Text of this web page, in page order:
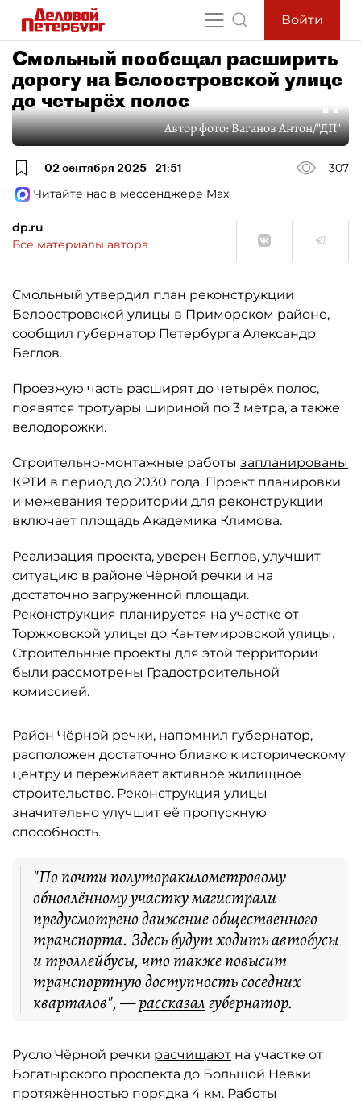
Войти
Смольный пообещал расширить
дорогу на Белоостровской улице
до четырёх полос
Автор фото:Ваганов Антон/"ДП"
02 сентября 2025 21:51
307
Читайте нас в мессенджере Max
dp.ru
Все материалы автора
Смольный утвердил план реконструкции
Белоостровской улицы в Приморском районе,
сообщил губернатор Петербурга Александр
Беглов.
Проезжую часть расширят до четырёх полос,
появятся тротуары шириной по 3 метра, а также
велодорожки.
Строительно-монтажные работы запланированы
КРТИ в период до 2030 года. Проект планировки
и межевания территории для реконструкции
включает площадь Академика Климова.
Реализация проекта, уверен Беглов, улучшит
ситуацию в районе Чёрной речки и на
достаточно загруженной площади.
Реконструкция планируется на участке от
Торжковской улицы до Кантемировской улицы.
Строительные проекты для этой территории
были рассмотрены Градостроительной
комиссией.
Район Чёрной речки, напомнил губернатор,
расположен достаточно близко к историческому
центру и переживает активное жилищное
строительство. Реконструкция улицы
значительно улучшит её пропускную
способность.
"По почти полуторакилометровому
обновлённому участку магистрали
предусмотрено движение общественного
транспорта. Здесь будут ходить автобусы
и троллейбусы, что также повысит
транспортную доступность соседних
кварталов", —рассказалгубернатор.
Русло Чёрной речки расчищают на участке от
Богатырского проспекта до Большой Невки
протяжённостью порядка 4 км. Работы